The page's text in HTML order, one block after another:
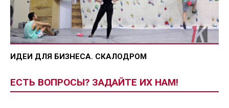
ИДЕИ ДЛЯ БИЗНЕСА. СКАЛОДРОМ
ЕСТЬ ВОПРОСЫ? ЗАДАЙТЕ ИХ НАМ!